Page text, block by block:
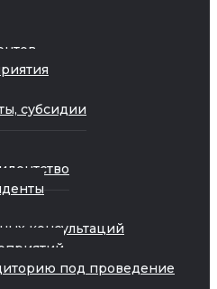
субсидии
консультаций
под проведение